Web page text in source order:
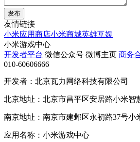
发布
友情链接
小米应用商店小米商城英雄互娱
小米游戏中心
开发者平台 微信公众号 微博主页 商务
010-60606666
开发者：北京瓦力网络科技有限公司
北京地址：北京市昌平区安居路小米智
南京地址：南京市建邺区永初路37号小
应用名称：小米游戏中心